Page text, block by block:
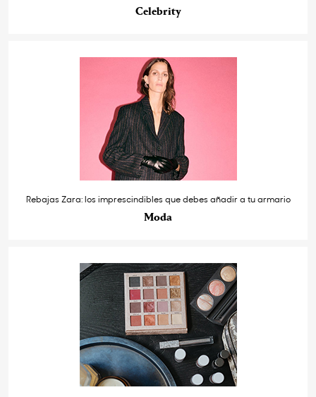
Celebrity
Rebajas Zara: los imprescindibles que debes añadir a tu armario
Moda